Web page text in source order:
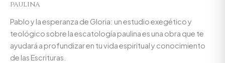
paulina
Pablo y la esperanza de Gloria: un estudio exegético y
teológico sobre la escatología paulina es una obra que te
ayudará a profundizar en tu vida espiritual y conocimiento
de las Escrituras.